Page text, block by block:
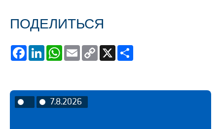
ПОДЕЛИТЬСЯ
FacebookLinkedInWhatsApp
Email
Copy
7.8.2026